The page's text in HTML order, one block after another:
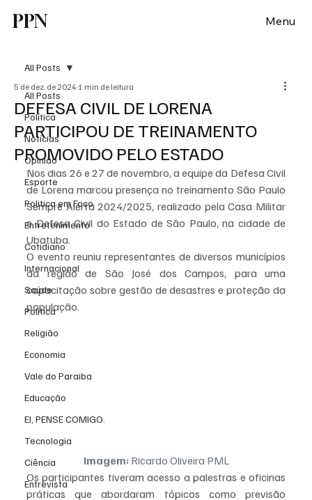
PPN Menu
All Posts
Política
Notícias
Opinião
Esporte
Politica em Foco
Entretenimento
Cotidiano
Internacional
Saúde
Politica
Religião
Economia
Vale do Paraiba
Educação
EI, PENSE COMIGO.
Tecnologia
Ciência
Entrevista
All Posts
DEFESA CIVIL DE LORENA
PARTICIPOU DE TREINAMENTO
PROMOVIDO PELO ESTADO
5 de dez. de 2024 1 min de leitura
Nos dias 26 e 27 de novembro, a equipe da Defesa Civil
de Lorena marcou presença no treinamento São Paulo
Sempre Alerta 2024/2025, realizado pela Casa Militar
e Defesa Civil do Estado de São Paulo, na cidade de
Ubatuba.
O evento reuniu representantes de diversos municípios
da região de São José dos Campos, para uma
capacitação sobre gestão de desastres e proteção da
população.
Imagem: Ricardo Oliveira PML
Os participantes tiveram acesso a palestras e oficinas
práticas que abordaram tópicos como previsão